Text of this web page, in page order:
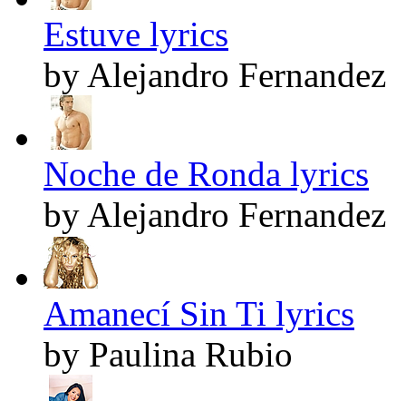
Estuve lyrics
by Alejandro Fernandez
Noche de Ronda lyrics
by Alejandro Fernandez
Amanecí Sin Ti lyrics
by Paulina Rubio